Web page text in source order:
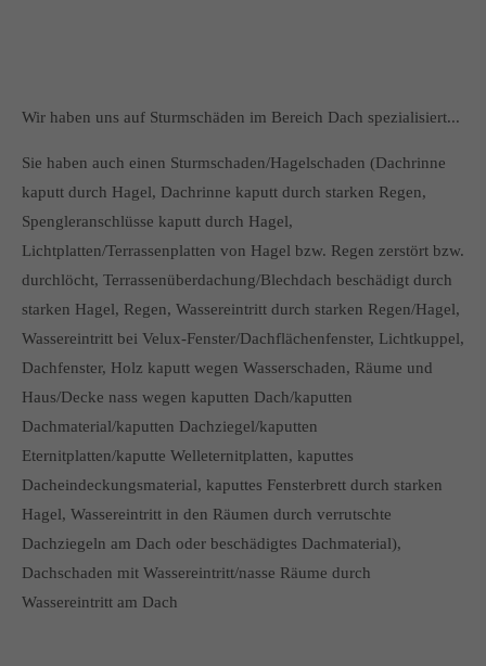
Wir haben uns auf Sturmschäden im Bereich Dach spezialisiert...
Sie haben auch einen Sturmschaden/Hagelschaden (Dachrinne
kaputt durch Hagel, Dachrinne kaputt durch starken Regen,
Spengleranschlüsse kaputt durch Hagel,
Lichtplatten/Terrassenplatten von Hagel bzw. Regen zerstört bzw.
durchlöcht, Terrassenüberdachung/Blechdach beschädigt durch
starken Hagel, Regen, Wassereintritt durch starken Regen/Hagel,
Wassereintritt bei Velux-Fenster/Dachflächenfenster, Lichtkuppel,
Dachfenster, Holz kaputt wegen Wasserschaden, Räume und
Haus/Decke nass wegen kaputten Dach/kaputten
Dachmaterial/kaputten Dachziegel/kaputten
Eternitplatten/kaputte Welleternitplatten, kaputtes
Dacheindeckungsmaterial, kaputtes Fensterbrett durch starken
Hagel, Wassereintritt in den Räumen durch verrutschte
Dachziegeln am Dach oder beschädigtes Dachmaterial),
Dachschaden mit Wassereintritt/nasse Räume durch
Wassereintritt am Dach